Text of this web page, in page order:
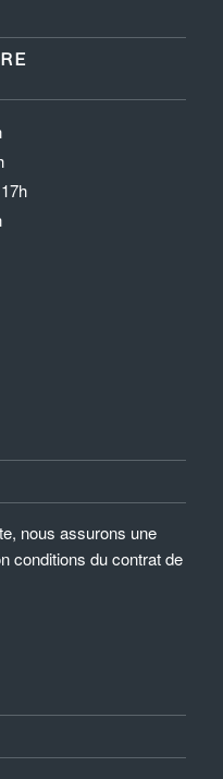
nous assurons une
conditions du contrat de